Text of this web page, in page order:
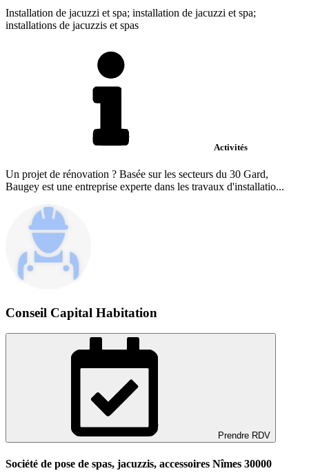
Installation de jacuzzi et spa; installation de jacuzzi et spa;
installations de jacuzzis et spas
Activités
Un projet de rénovation ? Basée sur les secteurs du 30 Gard,
Baugey est une entreprise experte dans les travaux d'installatio...
Conseil Capital Habitation
Prendre RDV
Société de pose de spas, jacuzzis, accessoires Nîmes 30000